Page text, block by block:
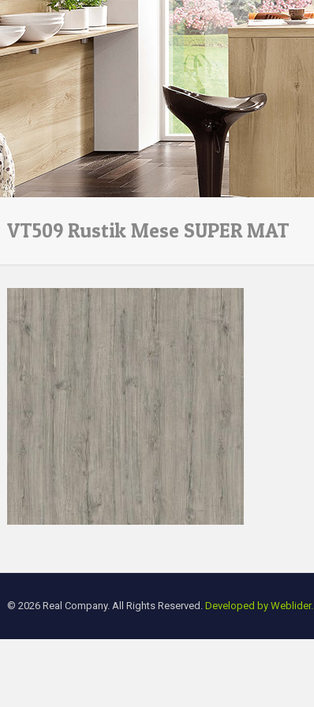
VT509 Rustik Mese SUPER MAT
© 2026 Real Company. All Rights Reserved.Developed by Weblider.